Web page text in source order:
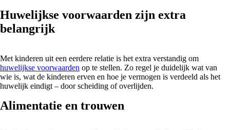
Huwelijkse voorwaarden zijn extra
belangrijk
Met kinderen uit een eerdere relatie is het extra verstandig om
huwelijkse voorwaarden op te stellen. Zo regel je duidelijk wat van
wie is, wat de kinderen erven en hoe je vermogen is verdeeld als het
huwelijk eindigt – door scheiding of overlijden.
Alimentatie en trouwen